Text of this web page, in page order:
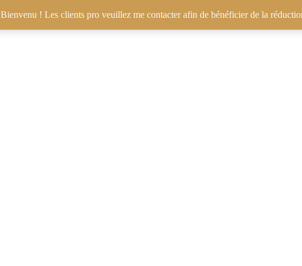
Bienvenu ! Les clients pro veuillez me contacter afin de bénéficier de la